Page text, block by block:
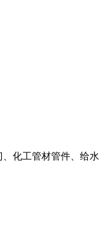
化工管材管件、给水